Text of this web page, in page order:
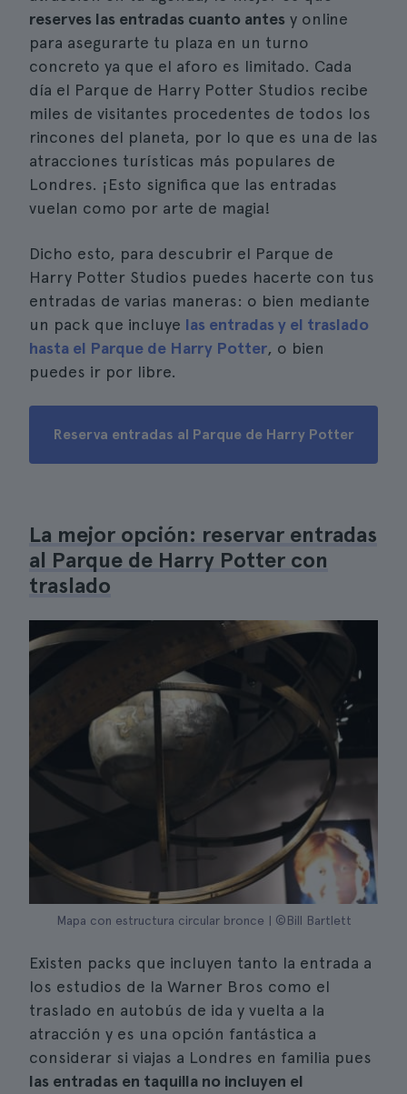
reserves las entradas cuanto antes y online
para asegurarte tu plaza en un turno
concreto ya que el aforo es limitado. Cada
día el Parque de Harry Potter Studios recibe
miles de visitantes procedentes de todos los
rincones del planeta, por lo que es una de las
atracciones turísticas más populares de
Londres. ¡Esto significa que las entradas
vuelan como por arte de magia!
Dicho esto, para descubrir el Parque de
Harry Potter Studios puedes hacerte con tus
entradas de varias maneras: o bien mediante
un pack que incluye las entradas y el traslado
hasta el Parque de Harry Potter, o bien
puedes ir por libre.
Reserva entradas al Parque de Harry Potter
La mejor opción: reservar entradas
al Parque de Harry Potter con
traslado
Mapa con estructura circular bronce | ©Bill Bartlett
Existen packs que incluyen tanto la entrada a
los estudios de la Warner Bros como el
traslado en autobús de ida y vuelta a la
atracción y es una opción fantástica a
considerar si viajas a Londres en familia pues
las entradas en taquilla no incluyen el